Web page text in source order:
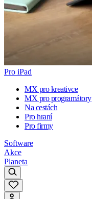
Pro iPad
MX pro kreativce
MX pro programátory
Na cestách
Pro hraní
Pro firmy
Software
Akce
Planeta